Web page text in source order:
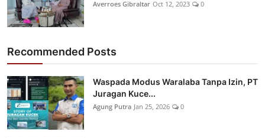
Averroes Gibraltar Oct 12, 2023 0
Recommended Posts
Waspada Modus Waralaba Tanpa Izin, PT
Juragan Kuce...
Agung Putra Jan 25, 2026 0